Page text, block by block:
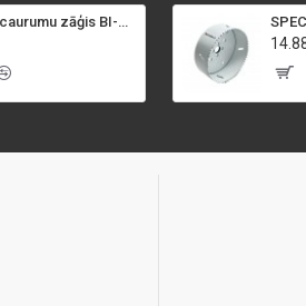
SPECIALIST+ caurumu zāģis BI-METAL, 92 mm